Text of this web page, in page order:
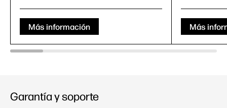
Más información Más
Garantía y soporte